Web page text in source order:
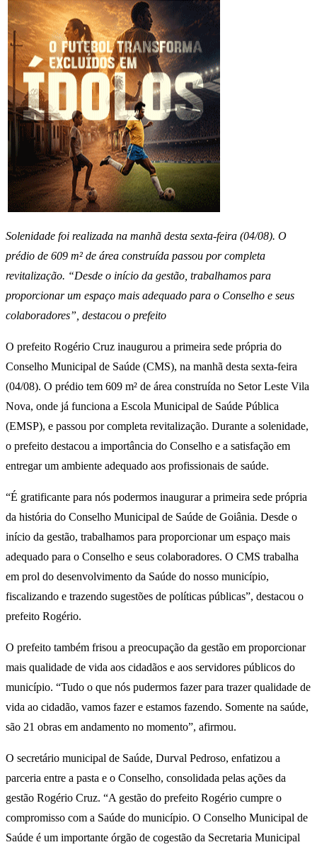
Solenidade foi realizada na manhã desta sexta-feira (04/08). O
prédio de 609 m² de área construída passou por completa
revitalização. “Desde o início da gestão, trabalhamos para
proporcionar um espaço mais adequado para o Conselho e seus
colaboradores”, destacou o prefeito
O prefeito Rogério Cruz inaugurou a primeira sede própria do
Conselho Municipal de Saúde (CMS), na manhã desta sexta-feira
(04/08). O prédio tem 609 m² de área construída no Setor Leste Vila
Nova, onde já funciona a Escola Municipal de Saúde Pública
(EMSP), e passou por completa revitalização. Durante a solenidade,
o prefeito destacou a importância do Conselho e a satisfação em
entregar um ambiente adequado aos profissionais de saúde.
“É gratificante para nós podermos inaugurar a primeira sede própria
da história do Conselho Municipal de Saúde de Goiânia. Desde o
início da gestão, trabalhamos para proporcionar um espaço mais
adequado para o Conselho e seus colaboradores. O CMS trabalha
em prol do desenvolvimento da Saúde do nosso município,
fiscalizando e trazendo sugestões de políticas públicas”, destacou o
prefeito Rogério.
O prefeito também frisou a preocupação da gestão em proporcionar
mais qualidade de vida aos cidadãos e aos servidores públicos do
município. “Tudo o que nós pudermos fazer para trazer qualidade de
vida ao cidadão, vamos fazer e estamos fazendo. Somente na saúde,
são 21 obras em andamento no momento”, afirmou.
O secretário municipal de Saúde, Durval Pedroso, enfatizou a
parceria entre a pasta e o Conselho, consolidada pelas ações da
gestão Rogério Cruz. “A gestão do prefeito Rogério cumpre o
compromisso com a Saúde do município. O Conselho Municipal de
Saúde é um importante órgão de cogestão da Secretaria Municipal